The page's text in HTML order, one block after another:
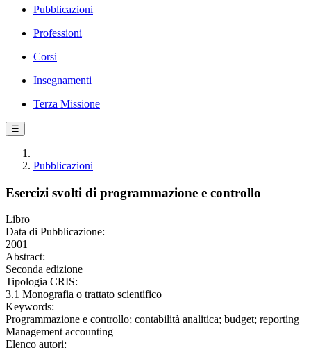
Pubblicazioni
Professioni
Corsi
Insegnamenti
Terza Missione
☰
Pubblicazioni
Esercizi svolti di programmazione e controllo
Libro
Data di Pubblicazione:
2001
Abstract:
Seconda edizione
Tipologia CRIS:
3.1 Monografia o trattato scientifico
Keywords:
Programmazione e controllo; contabilità analitica; budget; reporting
Management accounting
Elenco autori: